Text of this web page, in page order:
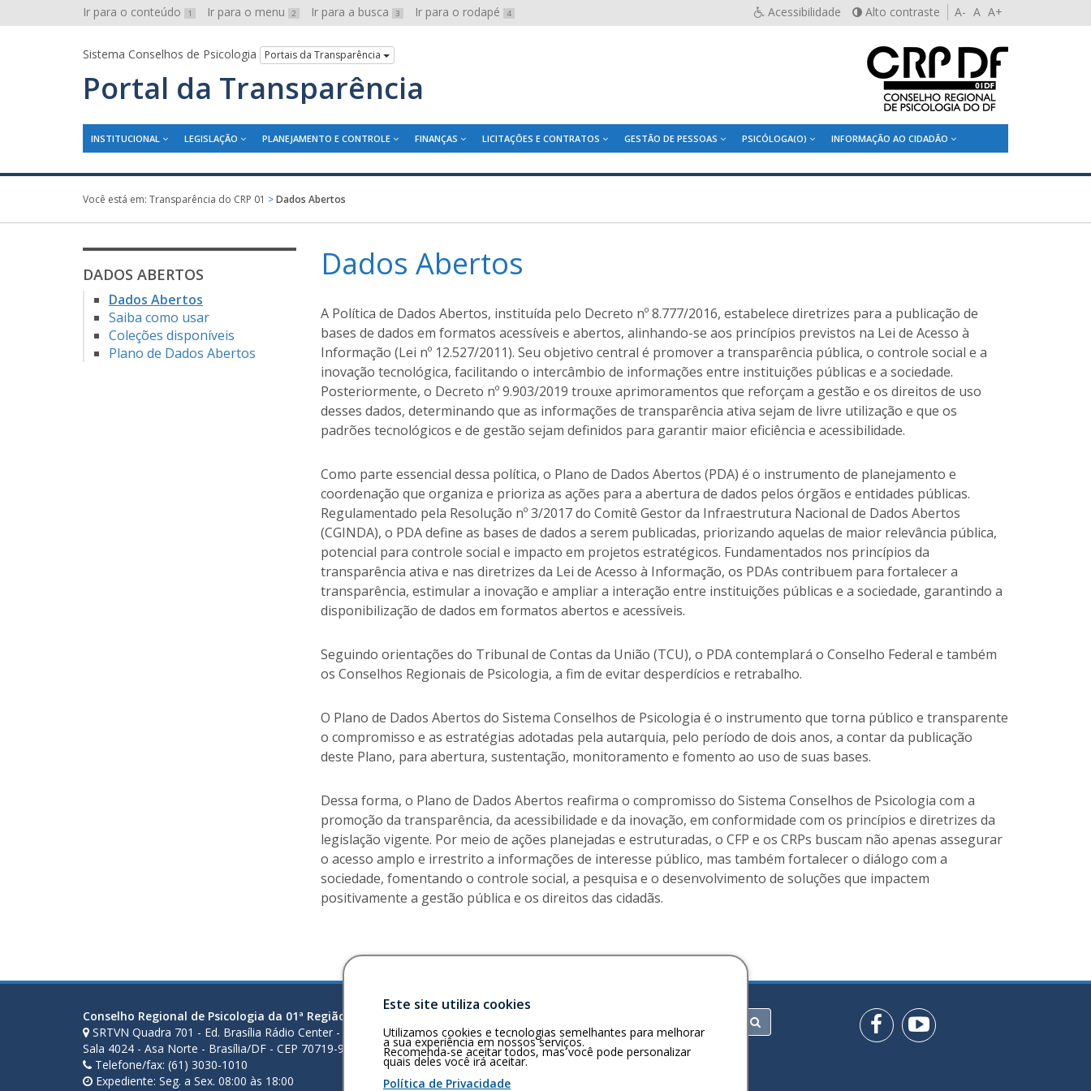
Ir para o conteúdo 1 Ir para o menu 2 Ir para a busca 3 Ir para o rodapé 4 Acessibilidade Alto contraste A- A A+
Sistema Conselhos de Psicologia Portais da Transparência
Portal da Transparência
INSTITUCIONAL LEGISLAÇÃO PLANEJAMENTO E CONTROLE FINANÇAS LICITAÇÕES E CONTRATOS GESTÃO DE PESSOAS PSICÓLOGA(O) INFORMAÇÃO AO CIDADÃO
Você está em: Transparência do CRP 01 >Dados Abertos
DADOS ABERTOS
Dados Abertos
Saiba como usar
Coleções disponíveis
Plano de Dados Abertos
Dados Abertos
A Política de Dados Abertos, instituída pelo Decreto nº 8.777/2016, estabelece diretrizes para a publicação de
bases de dados em formatos acessíveis e abertos, alinhando-se aos princípios previstos na Lei de Acesso à
Informação (Lei nº 12.527/2011). Seu objetivo central é promover a transparência pública, o controle social e a
inovação tecnológica, facilitando o intercâmbio de informações entre instituições públicas e a sociedade.
Posteriormente, o Decreto nº 9.903/2019 trouxe aprimoramentos que reforçam a gestão e os direitos de uso
desses dados, determinando que as informações de transparência ativa sejam de livre utilização e que os
padrões tecnológicos e de gestão sejam definidos para garantir maior eficiência e acessibilidade.
Como parte essencial dessa política, o Plano de Dados Abertos (PDA) é o instrumento de planejamento e
coordenação que organiza e prioriza as ações para a abertura de dados pelos órgãos e entidades públicas.
Regulamentado pela Resolução nº 3/2017 do Comitê Gestor da Infraestrutura Nacional de Dados Abertos
(CGINDA), o PDA define as bases de dados a serem publicadas, priorizando aquelas de maior relevância pública,
potencial para controle social e impacto em projetos estratégicos. Fundamentados nos princípios da
transparência ativa e nas diretrizes da Lei de Acesso à Informação, os PDAs contribuem para fortalecer a
transparência, estimular a inovação e ampliar a interação entre instituições públicas e a sociedade, garantindo a
disponibilização de dados em formatos abertos e acessíveis.
Seguindo orientações do Tribunal de Contas da União (TCU), o PDA contemplará o Conselho Federal e também
os Conselhos Regionais de Psicologia, a fim de evitar desperdícios e retrabalho.
O Plano de Dados Abertos do Sistema Conselhos de Psicologia é o instrumento que torna público e transparente
o compromisso e as estratégias adotadas pela autarquia, pelo período de dois anos, a contar da publicação
deste Plano, para abertura, sustentação, monitoramento e fomento ao uso de suas bases.
Dessa forma, o Plano de Dados Abertos reafirma o compromisso do Sistema Conselhos de Psicologia com a
promoção da transparência, da acessibilidade e da inovação, em conformidade com os princípios e diretrizes da
legislação vigente. Por meio de ações planejadas e estruturadas, o CFP e os CRPs buscam não apenas assegurar
o acesso amplo e irrestrito a informações de interesse público, mas também fortalecer o diálogo com a
sociedade, fomentando o controle social, a pesquisa e o desenvolvimento de soluções que impactem
positivamente a gestão pública e os direitos das cidadãs.
Conselho Regional de Psicologia da 01ª Região (DF)
SRTVN Quadra 701 - Ed. Brasília Rádio Center - Ala A - 4º Andar -
Sala 4024 - Asa Norte - Brasília/DF - CEP 70719-900
Telefone/fax: (61) 3030-1010
Expediente: Seg. a Sex. 08:00 às 18:00
Este site utiliza cookies
Utilizamos cookies e tecnologias semelhantes para melhorar
a sua experiência em nossos serviços.
Recomenda-se aceitar todos, mas você pode personalizar
quais deles você irá aceitar.
Política de Privacidade